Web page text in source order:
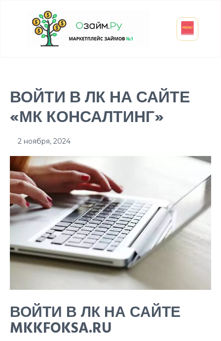
ВОЙТИ В ЛК НА САЙТЕ
«МК КОНСАЛТИНГ»
2 ноября, 2024
ВОЙТИ В ЛК НА САЙТЕ
MKKFOKSA.RU